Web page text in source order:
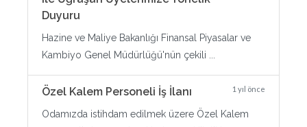
Duyuru
Hazine ve Maliye Bakanlığı Finansal Piyasalar ve
Kambiyo Genel Müdürlüğü'nün çekili ...
Özel Kalem Personeli İş İlanı 1 yıl önce
Odamızda istihdam edilmek üzere Özel Kalem